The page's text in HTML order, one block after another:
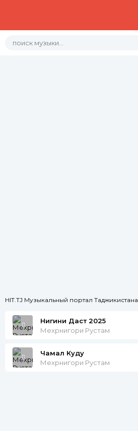
HIT.TJ Музыкальный портал Таджикистана
Нигини Даст 2025
Мехрнигори Рустам
Чамал Куду
Мехрнигори Рустам